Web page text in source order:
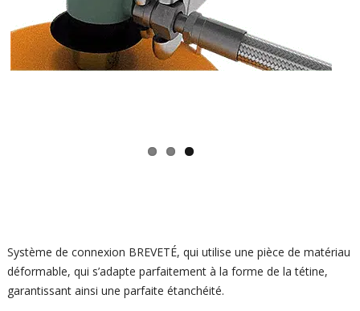
ous
Système de connexion BREVETÉ, qui utilise une pièce de matériau
déformable, qui s’adapte parfaitement à la forme de la tétine,
garantissant ainsi une parfaite étanchéité.